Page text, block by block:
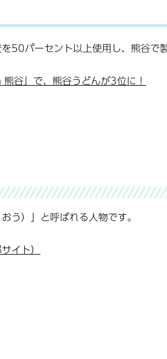
50パーセント以上使用し、熊谷で
谷」で、熊谷うどんが3位に！
う）」と呼ばれる人物です。
イト）